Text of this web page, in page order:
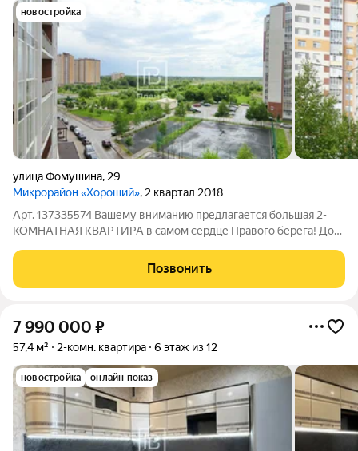
новостройка
улица Фомушина, 29
Микрорайон «Хороший», 2 квартал 2018
Арт. 137335574 Вашему вниманию предлагается большая 2-
КОМНАТНАЯ КВАРТИРА в самом сердце Правого берега! Дом
угловая. Улучшенная свободная планировка. Евротрешка. С
большой кухней. Вы можете
Позвонить
7 990 000 ₽
57,4 м² 2-комн. квартира 6 этаж из 12
новостройка онлайн показ